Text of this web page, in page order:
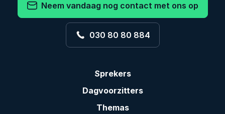
Neem vandaag nog contact met ons op
030 80 80 884
Sprekers
Dagvoorzitters
Themas